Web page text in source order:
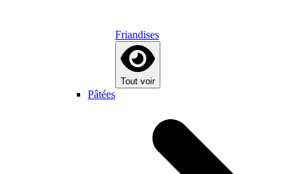
Friandises
Tout voir
Pâtées